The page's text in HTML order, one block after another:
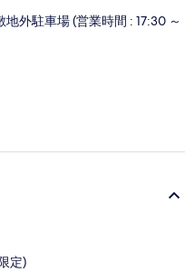
外駐車場 (営業時間 : 17:30 ～
定)